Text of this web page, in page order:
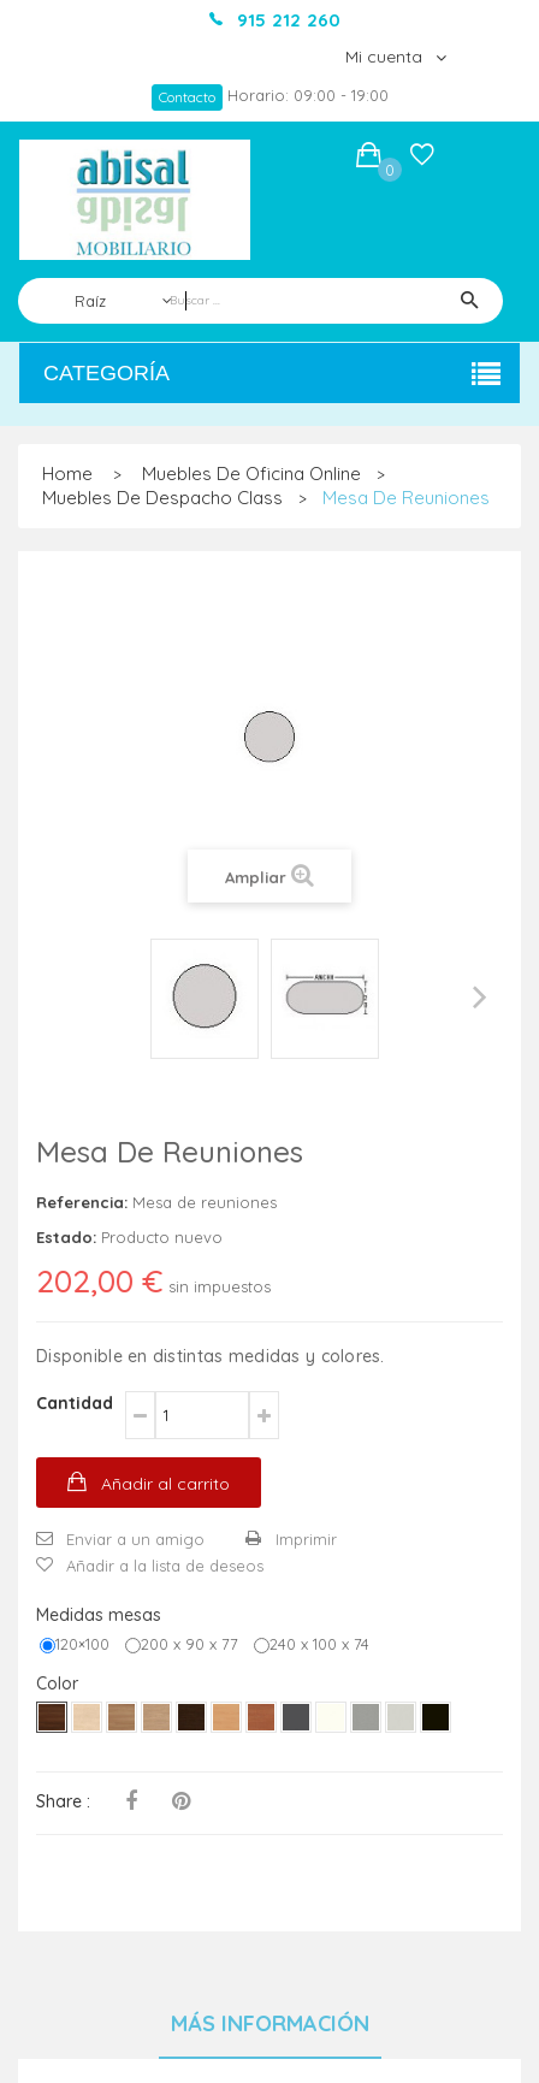
915 212 260
Mi cuenta
Contacto Horario: 09:00 - 19:00
Raíz
0
CATEGORÍA
Home > Muebles De Oficina Online >
Muebles De Despacho Class > Mesa De Reuniones
Ampliar
Mesa De Reuniones
Referencia: Mesa de reuniones
Estado: Producto nuevo
202,00 € sin impuestos
Disponible en distintas medidas y colores.
Cantidad
Añadir al carrito
Enviar a un amigo
Imprimir
Añadir a la lista de deseos
Medidas mesas
120×100 200 x 90 x 77 240 x 100 x 74
Color
Share :
MÁS INFORMACIÓN